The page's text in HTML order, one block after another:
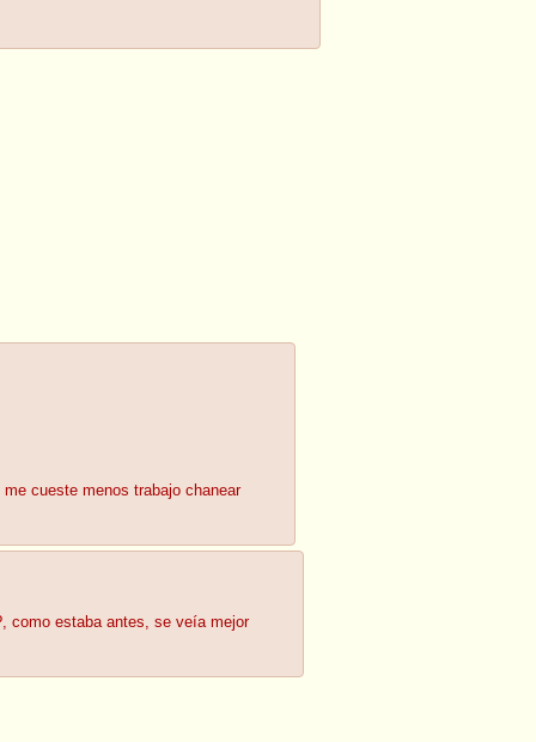
cueste menos trabajo chanear
como estaba antes, se veía mejor